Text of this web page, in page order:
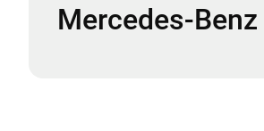
Mercedes-